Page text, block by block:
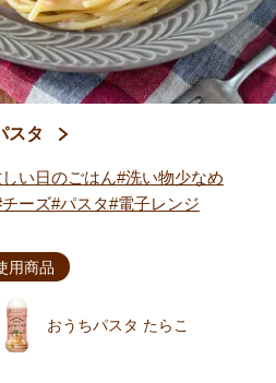
スタ
い日のごはん 洗い物少なめ
チーズ パスタ 電子レンジ
用商品
おうちパスタ たらこ